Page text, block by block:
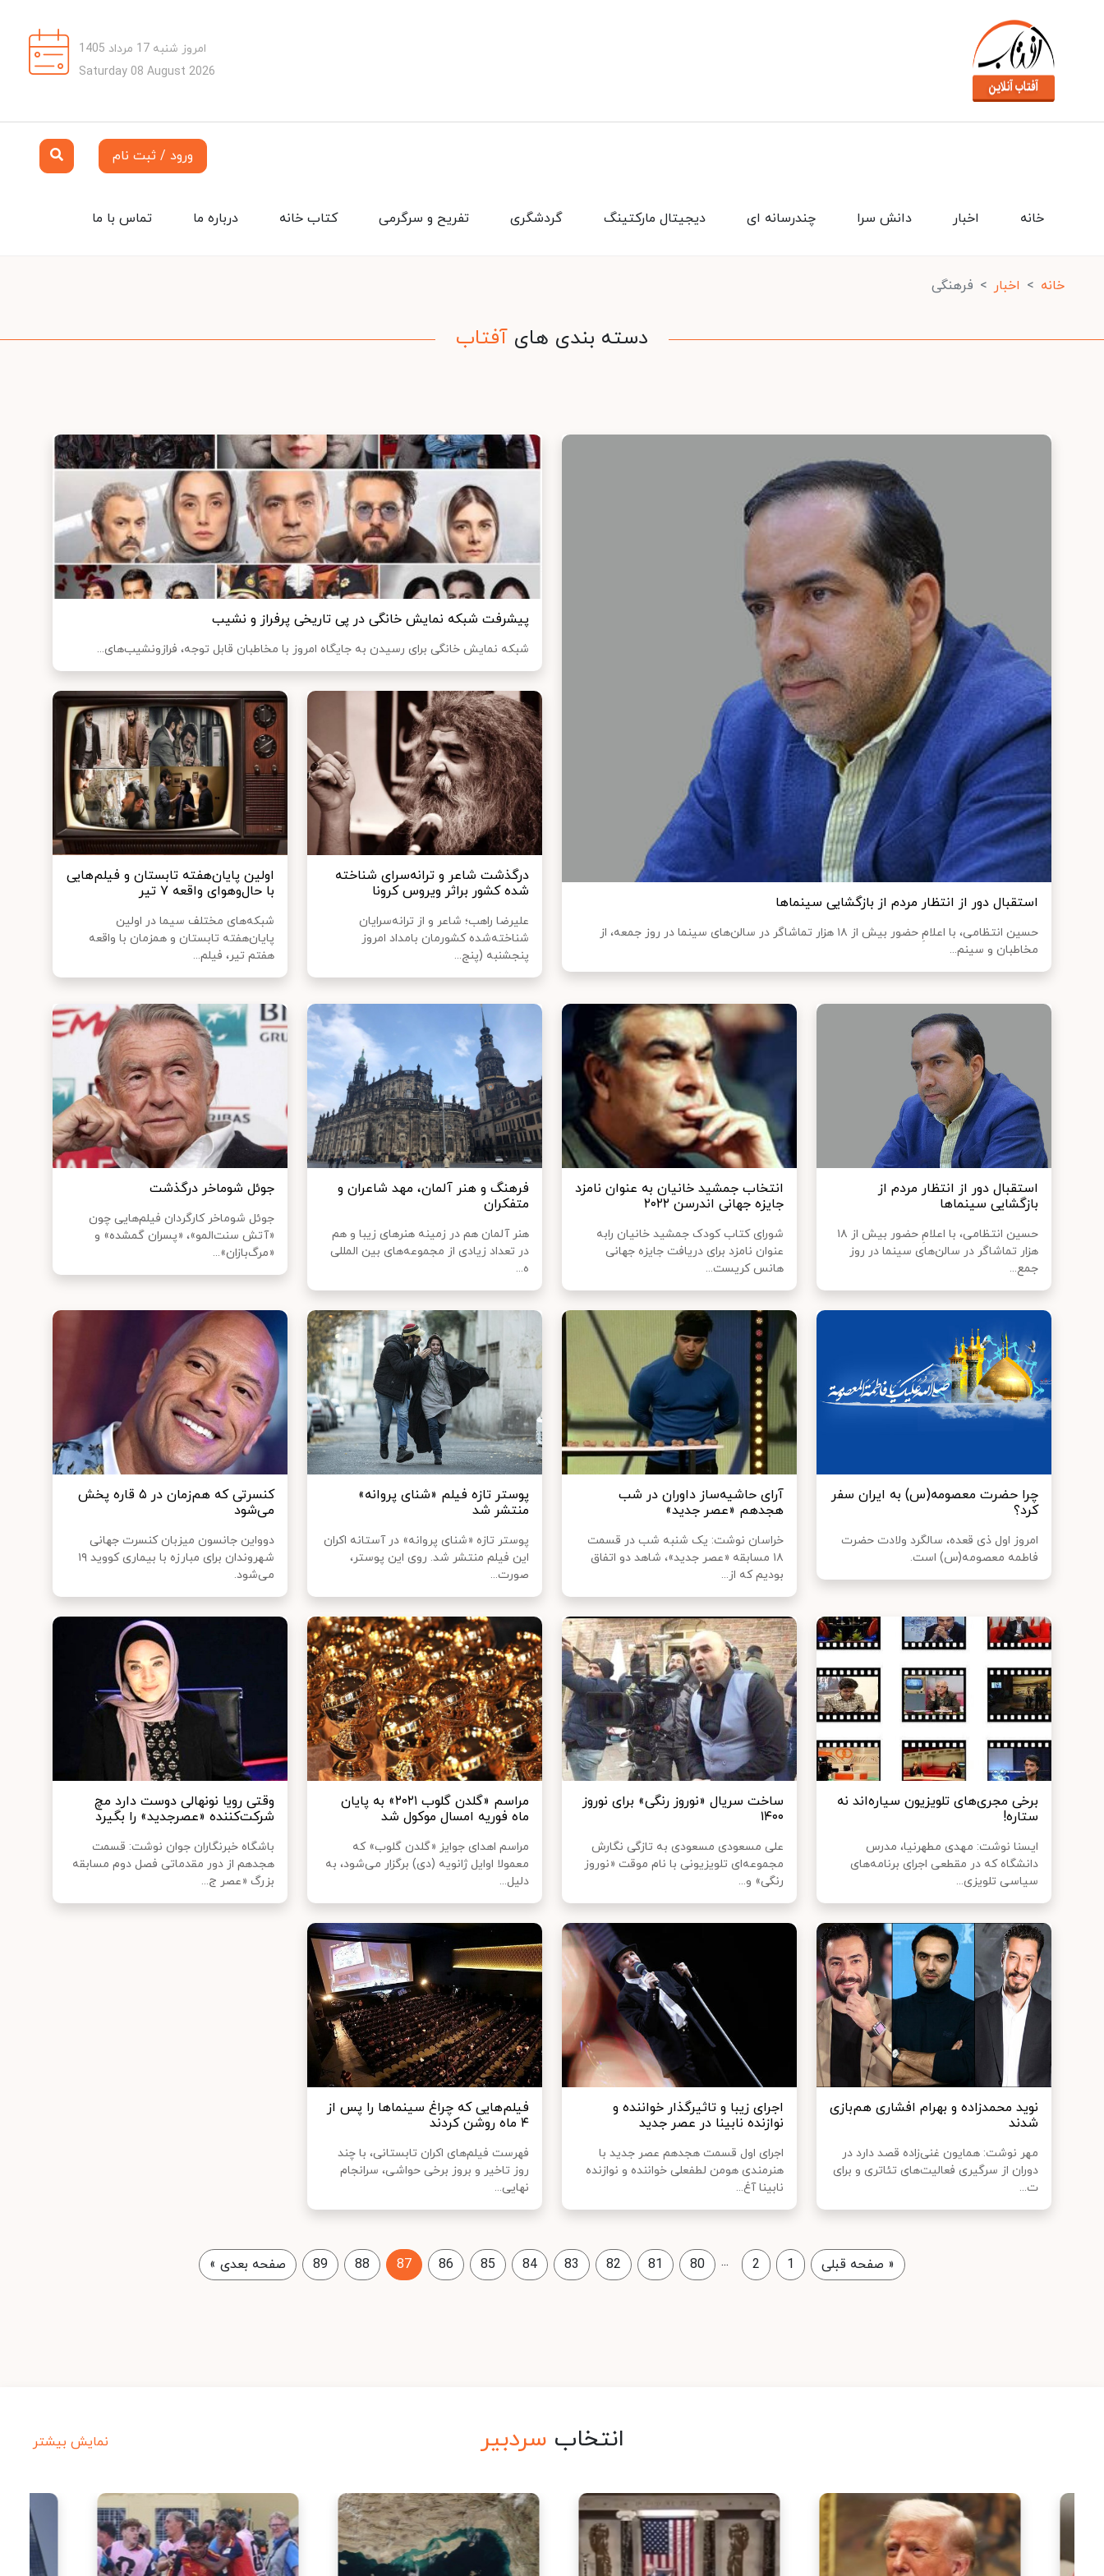
امروز شنبه 17 مرداد 1405
Saturday 08 August 2026
ورود / ثبت نام
تماس با ما درباره ما کتاب خانه تفریح و سرگرمی گردشگری دیجیتال مارکتینگ چندرسانه ای دانش سرا اخبار خانه
خانه اخبار فرهنگی
دسته بندی های آفتاب
استقبال دور از انتظار مردم از بازگشایی سینماها
حسین انتظامی، با اعلامِ حضور بیش از ۱۸ هزار تماشاگر در سالن‌های سینما در روز جمعه، از
مخاطبان و سینم...
پیشرفت شبکه نمایش خانگی در پی تاریخی پرفراز و نشیب
شبکه نمایش خانگی برای رسیدن به جایگاه امروز با مخاطبان قابل توجه، فرازونشیب‌های...
درگذشت شاعر و ترانه‌سرای شناخته
شده کشور براثر ویروس کرونا
علیرضا راهب؛ شاعر و از ترانه‌سرایان
شناخته‌شده کشورمان بامداد امروز
پنجشنبه (پنج...
اولین پایان‌هفته تابستان و فیلم‌هایی
با حال‌وهوای واقعه ۷ تیر
شبکه‌های مختلف سیما در اولین
پایان‌هفته تابستان و همزمان با واقعه
هفتم تیر، فیلم...
استقبال دور از انتظار مردم از
بازگشایی سینماها
حسین انتظامی، با اعلامِ حضور بیش از ۱۸
هزار تماشاگر در سالن‌های سینما در روز
جمع...
انتخاب جمشید خانیان به عنوان نامزد
جایزه جهانی اندرسن ۲۰۲۲
شورای کتاب کودک جمشید خانیان رابه
عنوان نامزد برای دریافت جایزه جهانی
هانس کریست...
فرهنگ و هنر آلمان، مهد شاعران و
متفکران
هنر آلمان هم در زمینه هنرهای زیبا و هم
در تعداد زیادی از مجموعه‌های بین المللی
ه...
جوئل شوماخر درگذشت
جوئل شوماخر کارگردان فیلم‌هایی چون
«آتش سنت‌المو»، «پسران گمشده» و
«مرگ‌بازان»‌...
چرا حضرت معصومه(س) به ایران سفر
کرد؟
امروز اول ذی قعده، سالگرد ولادت حضرت
فاطمه معصومه(س) است.
آرای حاشیه‌ساز داوران در شب
هجدهم «عصر جدید»
خراسان نوشت: یک شنبه‌ شب در قسمت
۱۸ مسابقه «عصر جدید»، شاهد دو اتفاق
بودیم که از...
پوستر تازه فیلم «شنای پروانه»
منتشر شد
پوستر تازه «شنای پروانه» در آستانه اکران
این فیلم منتشر شد. روی این پوستر،
صورت...
کنسرتی که هم‌زمان در ۵ قاره پخش
می‌شود
دوواین جانسون میزبان کنسرت جهانی
شهروندان برای مبارزه با بیماری کووید ۱۹
می‌شود.
برخی مجری‌های تلویزیون سیاره‌اند نه
ستاره!
ایسنا نوشت: مهدی مطهرنیا، مدرس
دانشگاه که در مقطعی اجرای برنامه‌های
سیاسی تلویزی...
ساخت سریال «نوروز رنگی» برای نوروز
۱۴۰۰
علی مسعودی مسعودی به تازگی نگارش
مجموعه‌ای تلویزیونی با نام موقت «نوروز
رنگی» و...
مراسم «گلدن گلوب ۲۰۲۱» به پایان
ماه فوریه امسال موکول شد
مراسم اهدای جوایز «گلدن گلوب» که
معمولا اوایل ژانویه (دی) برگزار می‌شود، به
دلیل...
وقتی رویا نونهالی دوست دارد مچ
شرکت‌کننده «عصرجدید» را بگیرد
باشگاه خبرنگاران جوان نوشت: قسمت
هجدهم از دور مقدماتی فصل دوم مسابقه
بزرگ «عصر ج...
نوید محمدزاده و بهرام افشاری هم‌بازی
شدند
مهر نوشت: همایون غنی‌زاده قصد دارد در
دوران از سرگیری فعالیت‌های تئاتری و برای
ت...
اجرای زیبا و تاثیرگذار خواننده و
نوازنده نابینا در عصر جدید
اجرای اول قسمت هجدهم عصر جدید با
هنرمندی هومن لطفعلی خواننده و نوازنده
نابینا آغ...
فیلم‌هایی که چراغ سینماها را پس از
۴ ماه روشن کردند
فهرست فیلم‌های اکران تابستانی، با چند
روز تاخیر و بروز برخی حواشی، سرانجام
نهایی...
« صفحه قبلی 1
2
...
80
81
82
83
84
85
86
87
88
89 صفحه بعدی »
انتخاب سردبیر نمایش بیشتر